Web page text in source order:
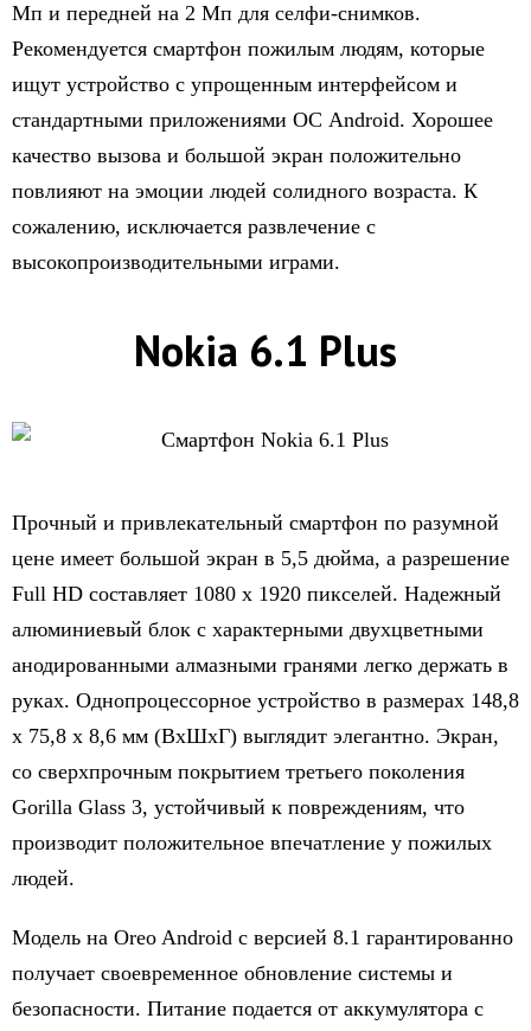
Мп и передней на 2 Мп для селфи-снимков.
Рекомендуется смартфон пожилым людям, которые
ищут устройство с упрощенным интерфейсом и
стандартными приложениями ОС Android. Хорошее
качество вызова и большой экран положительно
повлияют на эмоции людей солидного возраста. К
сожалению, исключается развлечение с
высокопроизводительными играми.
Nokia 6.1 Plus
Прочный и привлекательный смартфон по разумной
цене имеет большой экран в 5,5 дюйма, а разрешение
Full HD составляет 1080 х 1920 пикселей. Надежный
алюминиевый блок с характерными двухцветными
анодированными алмазными гранями легко держать в
руках. Однопроцессорное устройство в размерах 148,8
х 75,8 х 8,6 мм (ВхШхГ) выглядит элегантно. Экран,
со сверхпрочным покрытием третьего поколения
Gorilla Glass 3, устойчивый к повреждениям, что
производит положительное впечатление у пожилых
людей.
Модель на Oreo Android с версией 8.1 гарантированно
получает своевременное обновление системы и
безопасности. Питание подается от аккумулятора с